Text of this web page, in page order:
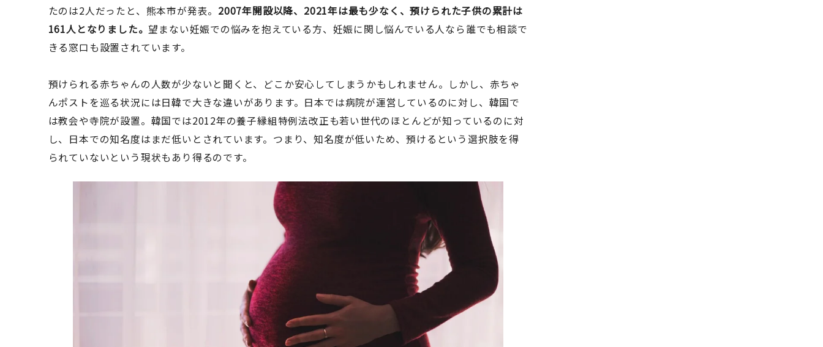
たのは2人だったと、熊本市が発表。 2007年開設以降、2021年は最も少なく、預けられた子供の累計は
161人となりました。望まない妊娠での悩みを抱えている方、妊娠に関し悩んでいる人なら誰でも相談で
きる窓口も設置されています。
預けられる赤ちゃんの人数が少ないと聞くと、どこか安心してしまうかもしれません。しかし、赤ちゃ
んポストを巡る状況には日韓で大きな違いがあります。日本では病院が運営しているのに対し、韓国で
は教会や寺院が設置。韓国では2012年の養子縁組特例法改正も若い世代のほとんどが知っているのに対
し、日本での知名度はまだ低いとされています。つまり、知名度が低いため、預けるという選択肢を得
られていないという現状もあり得るのです。